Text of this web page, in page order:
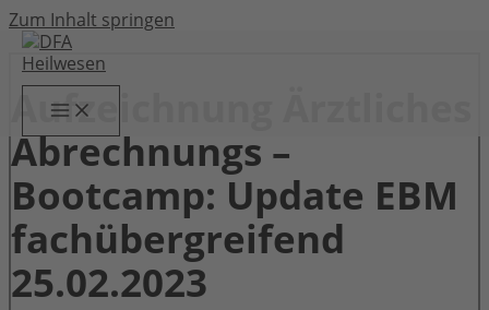
Zum Inhalt springen
Aufzeichnung Ärztliches
Abrechnungs –
Bootcamp: Update EBM
fachübergreifend
25.02.2023